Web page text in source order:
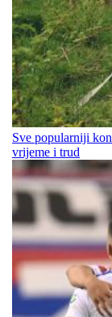
Sve popularniji
vrijeme i trud